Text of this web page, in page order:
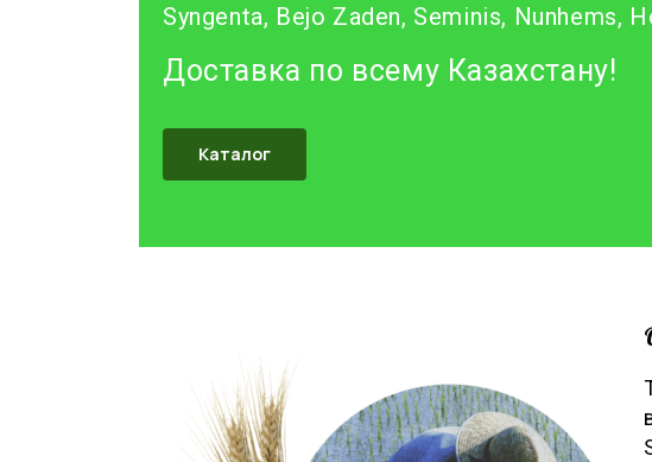
Syngenta, Bejo Zaden, Seminis, Nunhems,
Доставка по всему Казахстану!
Каталог